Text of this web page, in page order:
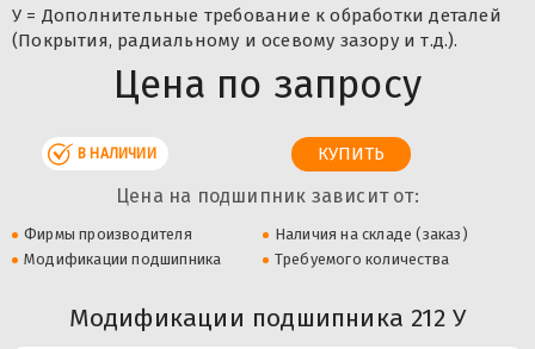
У = Дополнительные требование к обработки деталей
(Покрытия, радиальному и осевому зазору и т.д.).
Цена по запросу
В НАЛИЧИИ
Цена на подшипник зависит от:
Фирмы производителя
Наличия на складе (заказ)
Модификации подшипника
Требуемого количества
Модификации подшипника 212 У